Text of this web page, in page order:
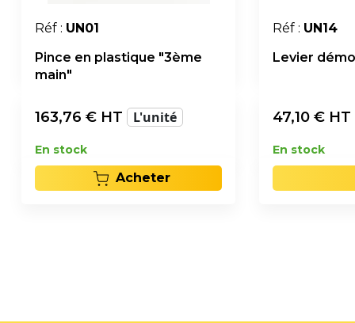
Réf : UN01
Pince en plastique "3ème
main"
163,76 € HT L'unité
En stock
Acheter
Réf : UN14
Levier
47,10 € HT
En stock